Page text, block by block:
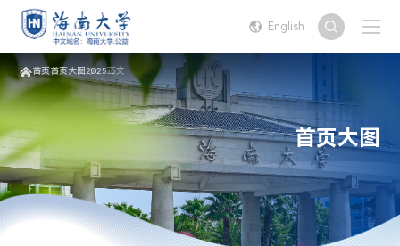
English
首页首页大图2025正文
首页大图